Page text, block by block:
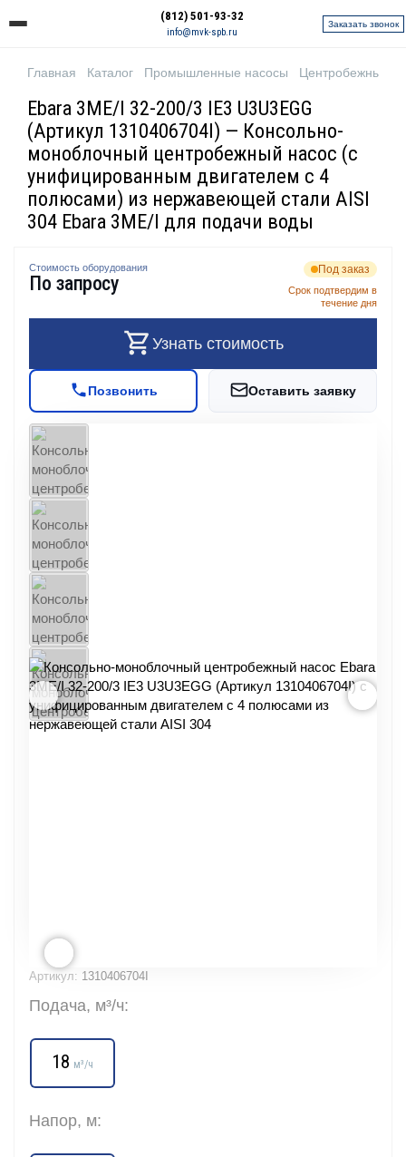
(812) 501-93-32
info@mvk-spb.ru
Заказать звонок
Главная Каталог Промышленные насосы Центробежные
Ebara 3ME/I 32-200/3 IE3 U3U3EGG
(Артикул 1310406704I) — Консольно-
моноблочный центробежный насос (с
унифицированным двигателем с 4
полюсами) из нержавеющей стали AISI
304 Ebara 3ME/I для подачи воды
Артикул: 1310406704I
Подача, м³/ч:
18 м³/ч
Напор, м:
Стоимость оборудования
По запросу
Под заказ
Срок подтвердим в
течение дня
Узнать стоимость
Позвонить Оставить заявку